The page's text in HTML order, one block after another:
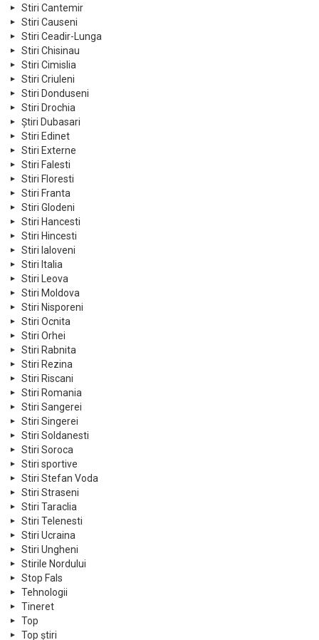
Stiri Cantemir
Stiri Causeni
Stiri Ceadir-Lunga
Stiri Chisinau
Stiri Cimislia
Stiri Criuleni
Stiri Donduseni
Stiri Drochia
Știri Dubasari
Stiri Edinet
Stiri Externe
Stiri Falesti
Stiri Floresti
Stiri Franta
Stiri Glodeni
Stiri Hancesti
Stiri Hincesti
Stiri Ialoveni
Stiri Italia
Stiri Leova
Stiri Moldova
Stiri Nisporeni
Stiri Ocnita
Stiri Orhei
Stiri Rabnita
Stiri Rezina
Stiri Riscani
Stiri Romania
Stiri Sangerei
Stiri Singerei
Stiri Soldanesti
Stiri Soroca
Stiri sportive
Stiri Stefan Voda
Stiri Straseni
Stiri Taraclia
Stiri Telenesti
Stiri Ucraina
Stiri Ungheni
Stirile Nordului
Stop Fals
Tehnologii
Tineret
Top
Top știri